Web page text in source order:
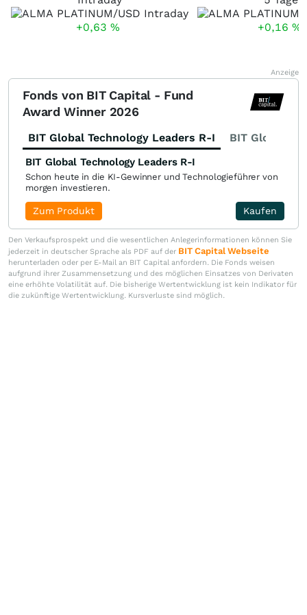
+0,63 % +0,16 %
Anzeige
Fonds von BIT Capital - Fund
Award Winner 2026
BIT Global Technology Leaders R-I BIT Global
BIT Global Technology Leaders R-I
Schon heute in die KI-Gewinner und Technologieführer von
morgen investieren.
Kaufen
Zum Produkt
Den Verkaufsprospekt und die wesentlichen Anlegerinformationen können Sie
jederzeit in deutscher Sprache als PDF auf der BIT Capital Webseite
herunterladen oder per E-Mail an BIT Capital anfordern. Die Fonds weisen
aufgrund ihrer Zusammensetzung und des möglichen Einsatzes von Derivaten
eine erhöhte Volatilität auf. Die bisherige Wertentwicklung ist kein Indikator für
die zukünftige Wertentwicklung. Kursverluste sind möglich.